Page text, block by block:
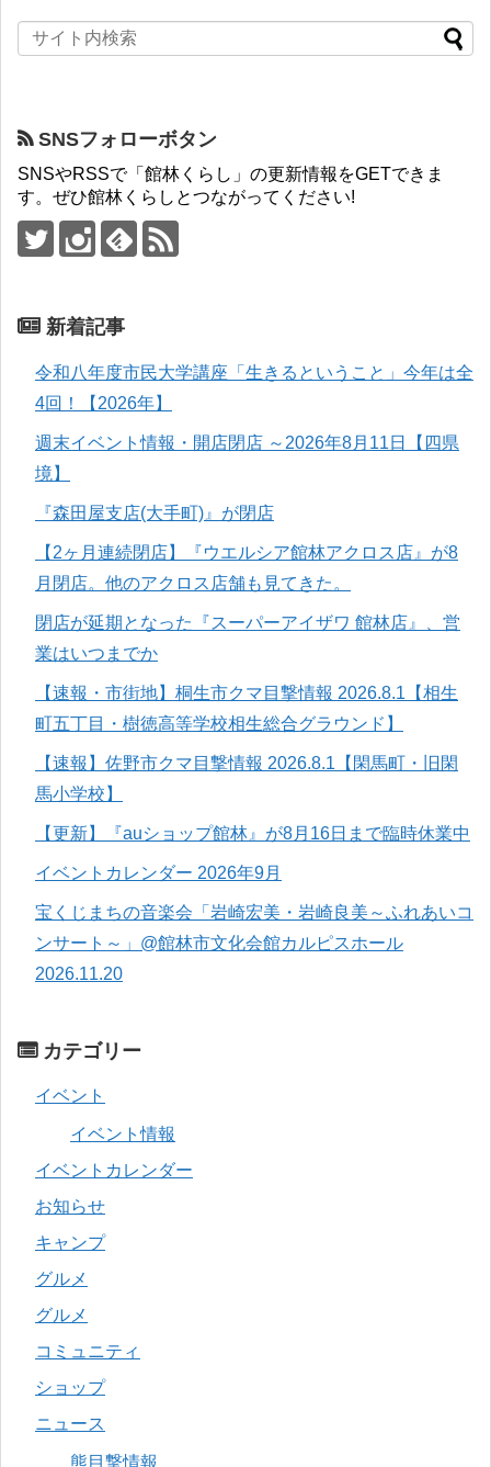
SNSフォローボタン
SNSやRSSで「館林くらし」の更新情報をGETできま
す。ぜひ館林くらしとつながってください!
新着記事
令和八年度市民大学講座「生きるということ」今年は全
4回！【2026年】
週末イベント情報・開店閉店 ～2026年8月11日【四県
境】
『森田屋支店(大手町)』が閉店
【2ヶ月連続閉店】『ウエルシア館林アクロス店』が8
月閉店。他のアクロス店舗も見てきた。
閉店が延期となった『スーパーアイザワ 館林店』、営
業はいつまでか
【速報・市街地】桐生市クマ目撃情報 2026.8.1【相生
町五丁目・樹徳高等学校相生総合グラウンド】
【速報】佐野市クマ目撃情報 2026.8.1【閑馬町・旧閑
馬小学校】
【更新】『auショップ館林』が8月16日まで臨時休業中
イベントカレンダー 2026年9月
宝くじまちの音楽会「岩崎宏美・岩崎良美～ふれあいコ
ンサート～」@館林市文化会館カルピスホール
2026.11.20
カテゴリー
イベント
イベント情報
イベントカレンダー
お知らせ
キャンプ
グルメ
グルメ
コミュニティ
ショップ
ニュース
熊目撃情報